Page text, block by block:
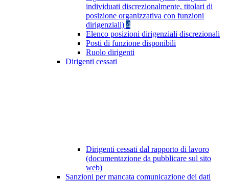
individuati discrezionalmente, titolari di
posizione organizzativa con funzioni
dirigenziali) 4
Elenco posizioni dirigenziali discrezionali
Posti di funzione disponibili
Ruolo dirigenti
Dirigenti cessati
Dirigenti cessati dal rapporto di lavoro
(documentazione da pubblicare sul sito
web)
Sanzioni per mancata comunicazione dei dati